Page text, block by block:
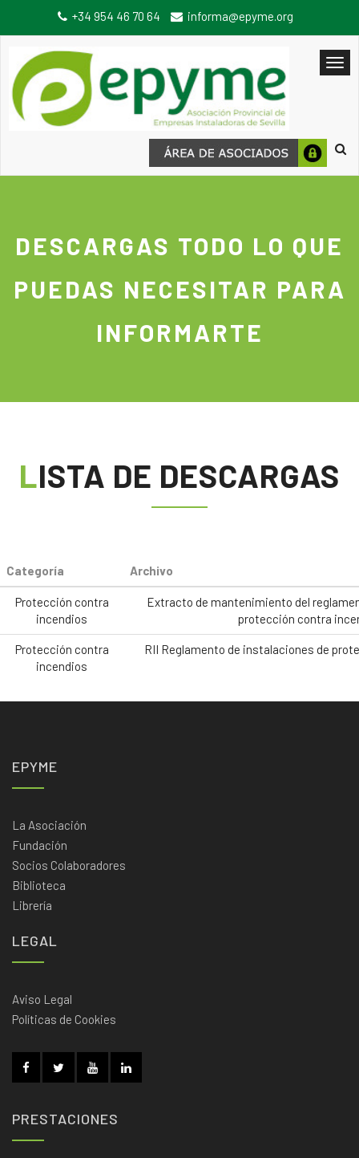
+34 954 46 70 64 informa@epyme.org
DESCARGAS TODO LO QUE
PUEDAS NECESITAR PARA
INFORMARTE
LISTA DE DESCARGAS
Categoría Archivo
Protección contra
incendios
Extracto de mantenimiento del
protección contra
Protección contra
incendios
RII Reglamento de instalaciones de
EPYME
La Asociación
Fundación
Socios Colaboradores
Biblioteca
Librería
LEGAL
Aviso Legal
Políticas de Cookies
PRESTACIONES